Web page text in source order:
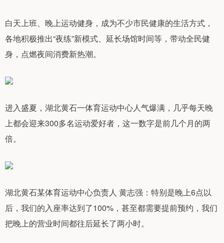
白天上班、晚上运动健身，成为不少市民健康的生活方式，
各地积极推出“夜练”新模式、延长场馆时间等，带动全民健
身，点燃夜间消费新热潮。
进入盛夏，湖北黄石一体育运动中心人气爆满，几乎每天晚
上都会迎来300多名运动爱好者，这一数字是前几个月的两
倍。
湖北黄石某体育运动中心负责人 黄志强：特别是晚上6点以
后，我们的入座率达到了100%，甚至都需要提前预约，我们
把晚上的营业时间都往后延长了两小时。